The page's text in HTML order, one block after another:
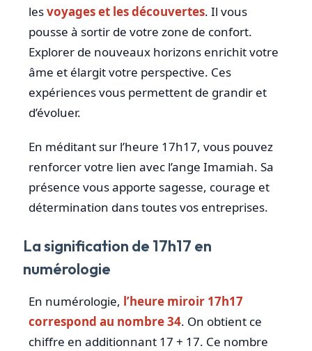
lesvoyages et les découvertes. Il vous
pousse à sortir de votre zone de confort.
Explorer de nouveaux horizons enrichit votre
âme et élargit votre perspective. Ces
expériences vous permettent de grandir et
d’évoluer.
En méditant sur l’heure 17h17, vous pouvez
renforcer votre lien avec l’ange Imamiah. Sa
présence vous apporte sagesse, courage et
détermination dans toutes vos entreprises.
La signification de 17h17 en
numérologie
En numérologie, l’heure miroir 17h17
correspond au nombre 34. On obtient ce
chiffre en additionnant 17 + 17. Ce nombre